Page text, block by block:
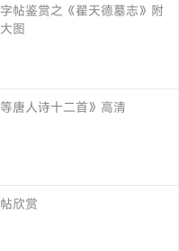
帖鉴赏之《翟天德墓志》附
图
唐人诗十二首》高清
欣赏